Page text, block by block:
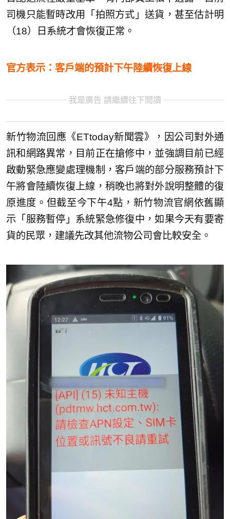
司機只能暫時改用「拍照方式」送貨，甚至估計明
（18）日系統才會恢復正常。
官方表示：客戶端的預計下午陸續恢復上線
我是廣告 請繼續往下閱讀
新竹物流回應《ETtoday新聞雲》，因公司對外通
訊和網路異常，目前正在搶修中，並強調目前已經
啟動緊急應變處理機制，客戶端的部分服務預計下
午將會陸續恢復上線，稍晚也將對外說明整體的復
原進度。但截至今下午4點，新竹物流官網依舊顯
示「服務暫停」系統緊急修復中，如果今天有要寄
貨的民眾，建議先改其他流物公司會比較安全。